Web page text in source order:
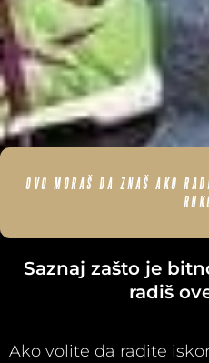
OVO MORAŠ DA ZNAŠ AKO
Saznaj zašto je
radiš
Ako volite da radite